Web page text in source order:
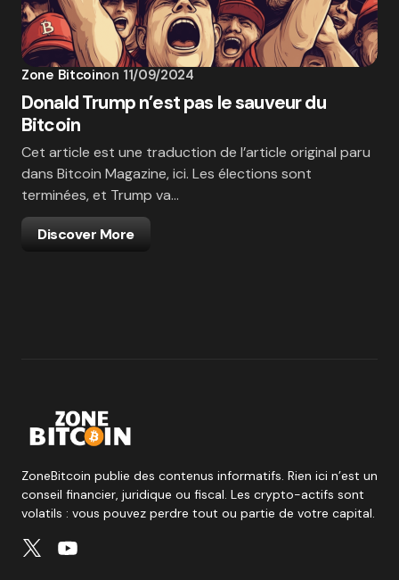
Zone Bitcoinon 11/09/2024
Donald Trump n’est pas le sauveur du
Bitcoin
Cet article est une traduction de l’article original paru
dans Bitcoin Magazine, ici. Les élections sont
terminées, et Trump va…
Discover More
ZoneBitcoin publie des contenus informatifs. Rien ici n’est un
conseil financier, juridique ou fiscal. Les crypto-actifs sont
volatils : vous pouvez perdre tout ou partie de votre capital.